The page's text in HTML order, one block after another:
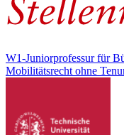
W1-Juniorprofessur für
Mobilitätsrecht ohne